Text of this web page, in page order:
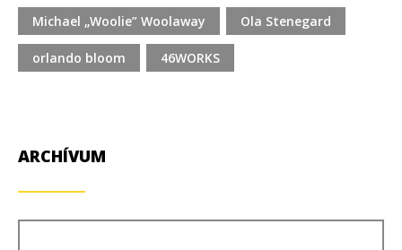
Michael „Woolie” Woolaway Ola Stenegard
orlando bloom 46WORKS
ARCHÍVUM